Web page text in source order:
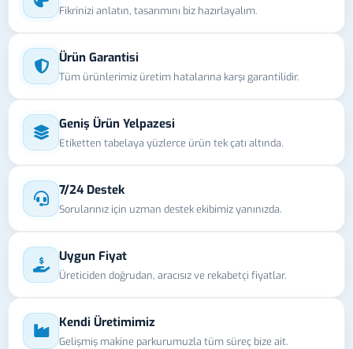
Fikrinizi anlatın, tasarımını biz hazırlayalım.
Ürün Garantisi
Tüm ürünlerimiz üretim hatalarına karşı garantilidir.
Geniş Ürün Yelpazesi
Etiketten tabelaya yüzlerce ürün tek çatı altında.
7/24 Destek
Sorularınız için uzman destek ekibimiz yanınızda.
Uygun Fiyat
Üreticiden doğrudan, aracısız ve rekabetçi fiyatlar.
Kendi Üretimimiz
Gelişmiş makine parkurumuzla tüm süreç bize ait.